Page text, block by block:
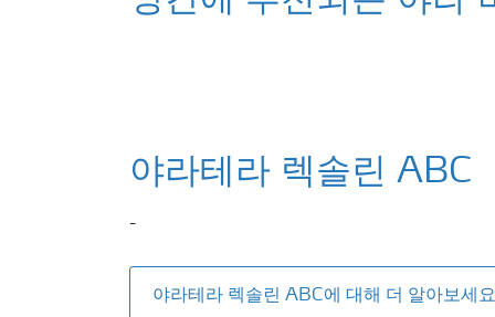
야라테라 렉솔린 ABC
-
야라테라 렉솔린 ABC에 대해 더 알아보세요